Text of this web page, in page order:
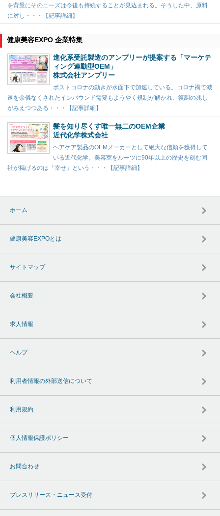
を背景にそのニーズは今後も持続することが見込まれる。そうした中、原料
に対し・・・【記事詳細】
健康美容EXPO 企業特集
進化系受託製造のアンプリーが提案する「マーケテ
ィング連動型OEM」
株式会社アンプリー
ポストコロナの動きが水面下で加速している。コロナ禍で減
速を余儀なくされたインバウンド需要もようやく規制が解かれ、復調の兆し
がみえつつある・・・【記事詳細】
髪を知り尽くす唯一無二のOEM企業
近代化学株式会社
ヘアケア製品のOEMメーカーとして絶大な信頼を獲得して
いる近代化学。美容室をルーツに90年以上の歴史を刻む同
社が掲げるのは「幸せ」という・・・【記事詳細】
ホーム
健康美容EXPOとは
サイトマップ
会社概要
求人情報
ヘルプ
利用者情報の外部送信について
利用規約
個人情報保護ポリシー
お問合わせ
プレスリリース・ニュース受付